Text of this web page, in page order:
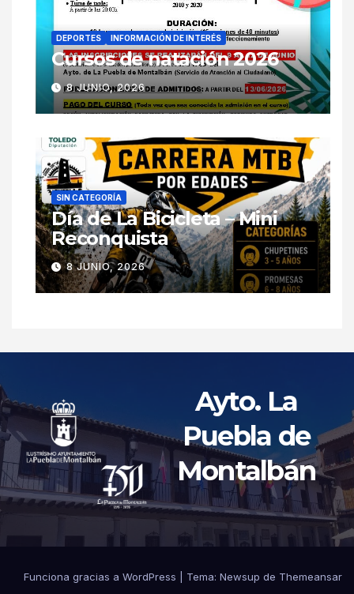
DEPORTES INFORMACIÓN DE INTERÉS
Cursos de natación 2026
8 JUNIO, 2026
SIN CATEGORÍA
Día de La Bicicleta – Mini
Reconquista
8 JUNIO, 2026
Ayto. La
Puebla de
Montalbán
Funciona gracias a WordPress Tema: Newsup de Themeansar